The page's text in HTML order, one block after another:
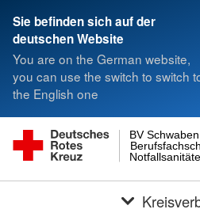
Sie befinden sich auf der
deutschen Website
You are on the German website,
you can use the switch to switch
the English one
BV Schwaben